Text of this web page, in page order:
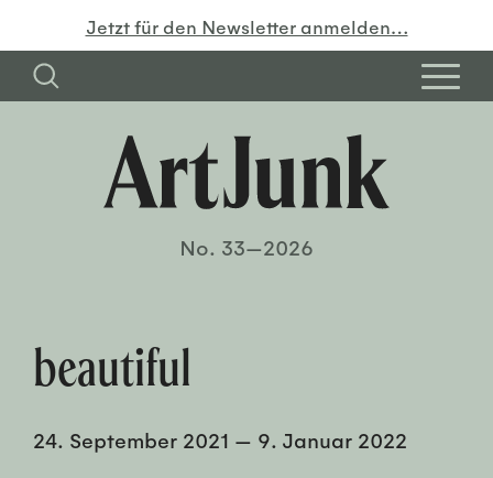
Jetzt für den Newsletter anmelden…
No. 33—2026
beautiful
24. September 2021 — 9. Januar 2022